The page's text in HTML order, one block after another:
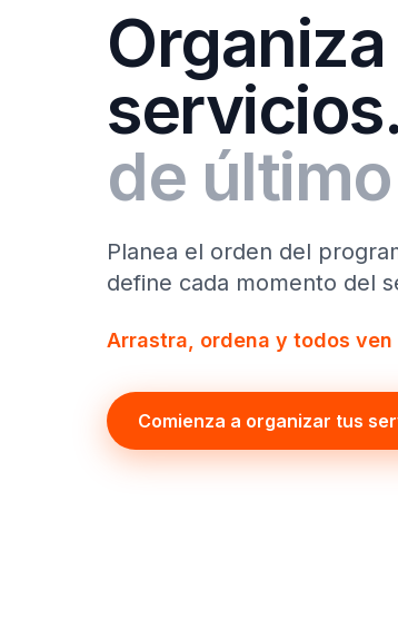
servicios.
de
Planea el orden del
define cada momento del
Arrastra, ordena y todos
Comienza a organizar tus